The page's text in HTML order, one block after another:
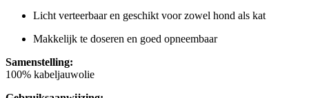
Licht verteerbaar en geschikt voor zowel hond als kat
Makkelijk te doseren en goed opneembaar
Samenstelling:
100% kabeljauwolie